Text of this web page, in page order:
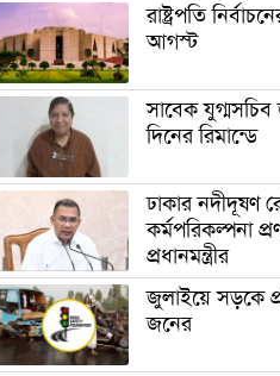
রাষ্ট্রপতি
আগস্ট
সাবেক
দিনের রিমান্ডে
ঢাকার নদীদূষণ
কর্মপরিকল্পনা
প্রধানমন্ত্রীর
জুলাইয়ে সড়কে
জনের